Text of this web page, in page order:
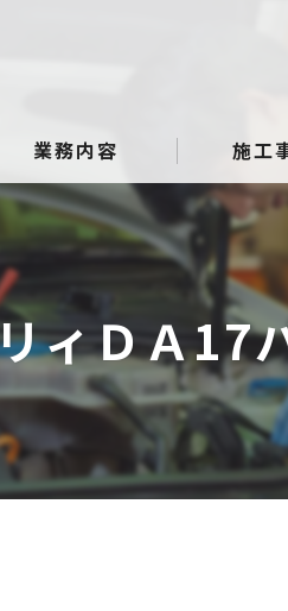
業務内容
よくある質問
施工
ィＤＡ17